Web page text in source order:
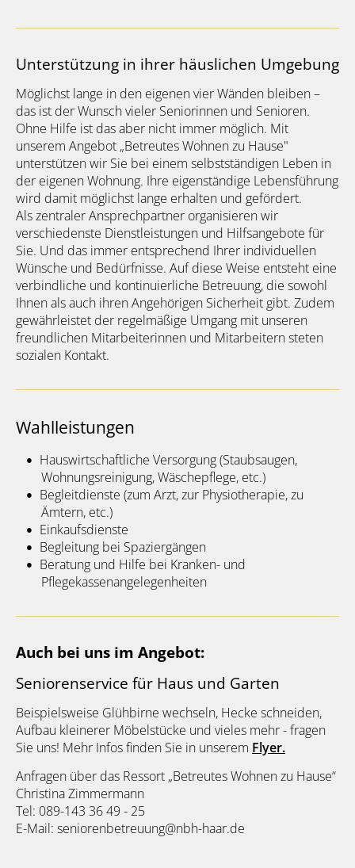
Unterstützung in ihrer häuslichen Umgebung
Möglichst lange in den eigenen vier Wänden bleiben –
das ist der Wunsch vieler Seniorinnen und Senioren.
Ohne Hilfe ist das aber nicht immer möglich. Mit
unserem Angebot „Betreutes Wohnen zu Hause"
unterstützen wir Sie bei einem selbstständigen Leben in
der eigenen Wohnung. Ihre eigenständige Lebensführung
wird damit möglichst lange erhalten und gefördert.
Als zentraler Ansprechpartner organisieren wir
verschiedenste Dienstleistungen und Hilfsangebote für
Sie. Und das immer entsprechend Ihrer individuellen
Wünsche und Bedürfnisse. Auf diese Weise entsteht eine
verbindliche und kontinuierliche Betreuung, die sowohl
Ihnen als auch ihren Angehörigen Sicherheit gibt. Zudem
gewährleistet der regelmäßige Umgang mit unseren
freundlichen Mitarbeiterinnen und Mitarbeitern steten
sozialen Kontakt.
Wahlleistungen
Hauswirtschaftliche Versorgung (Staubsaugen,
Wohnungsreinigung, Wäschepflege, etc.)
Begleitdienste (zum Arzt, zur Physiotherapie, zu
Ämtern, etc.)
Einkaufsdienste
Begleitung bei Spaziergängen
Beratung und Hilfe bei Kranken- und
Pflegekassenangelegenheiten
Auch bei uns im Angebot:
Seniorenservice für Haus und Garten
Beispielsweise Glühbirne wechseln, Hecke schneiden,
Aufbau kleinerer Möbelstücke und vieles mehr - fragen
Sie uns! Mehr Infos finden Sie in unserem Flyer.
Anfragen über das Ressort „Betreutes Wohnen zu Hause“
Christina Zimmermann
Tel: 089-143 36 49 - 25
E-Mail: seniorenbetreuung@nbh-haar.de